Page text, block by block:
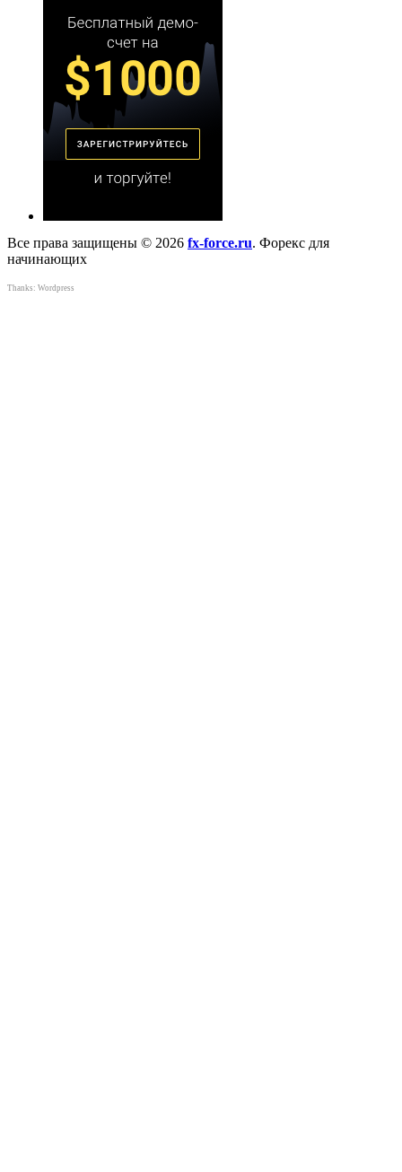
Все права защищены © 2026 fx-force.ru. Форекс для
начинающих
Thanks: Wordpress